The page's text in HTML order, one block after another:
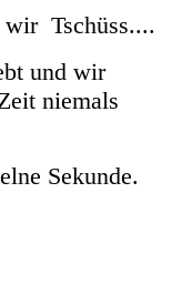
wir Tschüss....
und wir
niemals
Sekunde.